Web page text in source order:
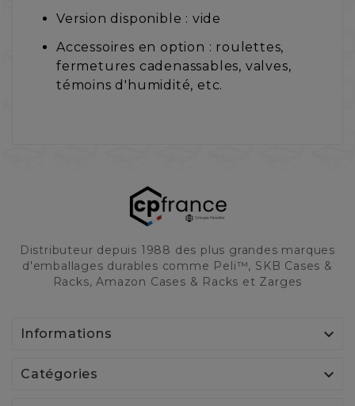
Version disponible : vide
Accessoires en option : roulettes,
fermetures cadenassables, valves,
témoins d'humidité, etc.
Distributeur depuis 1988 des plus grandes marques
d'emballages durables comme Peli™, SKB Cases &
Racks, Amazon Cases & Racks et Zarges
Informations 
Catégories 